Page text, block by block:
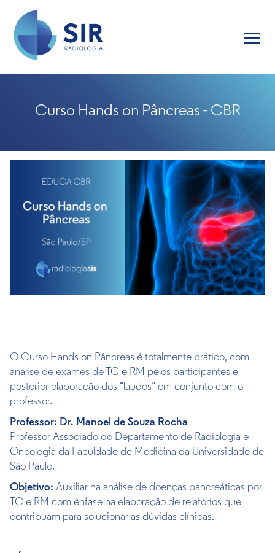
Curso Hands on Pâncreas - CBR
O Curso Hands on Pâncreas é totalmente prático, com
análise de exames de TC e RM pelos participantes e
posterior elaboração dos “laudos” em conjunto com o
professor.
Professor: Dr. Manoel de Souza Rocha
Professor Associado do Departamento de Radiologia e
Oncologia da Faculdade de Medicina da Universidade de
São Paulo.
Objetivo: Auxiliar na análise de doenças pancreáticas por
TC e RM com ênfase na elaboração de relatórios que
contribuam para solucionar as dúvidas clínicas.